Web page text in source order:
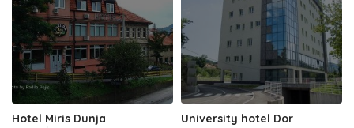
Hotel Miris Dunja University hotel Dor